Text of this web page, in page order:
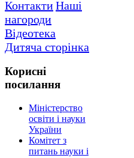
КонтактиНаші
нагороди
Відеотека
Дитяча сторінка
Корисні
посилання
Міністерство
освіти і науки
України
Комітет з
питань науки і